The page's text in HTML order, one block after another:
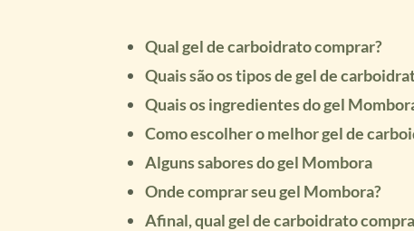
Qual gel de carboidrato comprar?
Quais são os tipos de gel de
Quais os ingredientes do gel
Como escolher o melhor gel de
Alguns sabores do gel Mombora
Onde comprar seu gel Mombora?
Afinal, qual gel de carboidrato